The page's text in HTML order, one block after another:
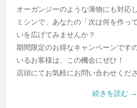
オーガンジーのような薄物にも対応
ミシンで、あなたの「次は何を作っ
いを広げてみませんか？
期間限定のお得なキャンペーンです
いるお客様は、この機会にぜひ！
店頭にてお気軽にお問い合わせくださ
続きを読む →